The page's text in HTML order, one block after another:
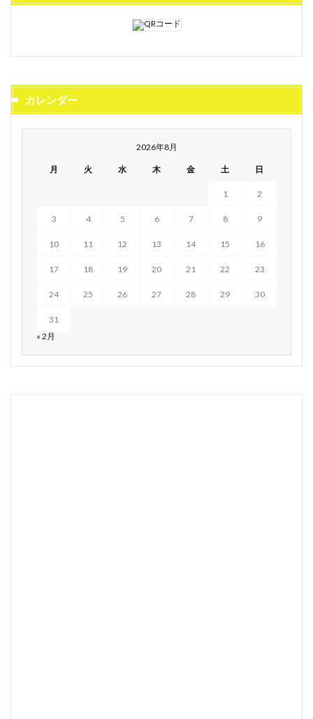
カレンダー
2026年8月
月 火 水 木 金 土 日
1 2
3 4 5 6 7 8 9
10 11 12 13 14 15 16
17 18 19 20 21 22 23
24 25 26 27 28 29 30
31
« 2月